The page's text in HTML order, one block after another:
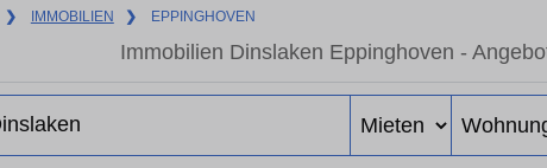
❯ IMMOBILIEN ❯ EPPINGHOVEN
Immobilien Dinslaken Eppinghoven -